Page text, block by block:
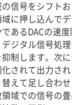
信号をシフト
に押し込んで
あるDACの速
ジタル信号処
制します。次
されて出力さ
えて足し合わ
域での信号の